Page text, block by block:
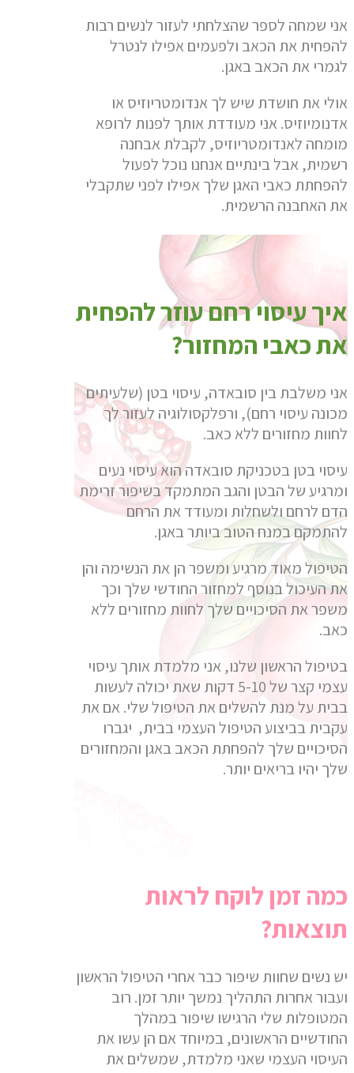
אני שמחה לספר שהצלחתי לעזור לנשים רבות
להפחית את הכאב ולפעמים אפילו לנטרל
לגמרי את הכאב באגן.
אולי את חושדת שיש לך אנדומטריוזיס או
אדנומיוזיס. אני מעודדת אותך לפנות לרופא
מומחה לאנדומטריוזיס, לקבלת אבחנה
רשמית, אבל בינתיים אנחנו נוכל לפעול
להפחתת כאבי האגן שלך אפילו לפני שתקבלי
את האחבנה הרשמית.
איך עיסוי רחם עוזר להפחית
את כאבי המחזור?
אני משלבת בין סובאדה, עיסוי בטן (שלעיתים
מכונה עיסוי רחם), ורפלקסולוגיה לעזור לך
לחוות מחזורים ללא כאב.
עיסוי בטן בטכניקת סובאדה הוא עיסוי נעים
ומרגיע של הבטן והגב המתמקד בשיפור זרימת
הדם לרחם ולשחלות ומעודד את הרחם
להתמקם במנח הטוב ביותר באגן.
הטיפול מאוד מרגיע ומשפר הן את הנשימה והן
את העיכול בנוסף למחזור החודשי שלך וכך
משפר את הסיכויים שלך לחוות מחזורים ללא
כאב.
בטיפול הראשון שלנו, אני מלמדת אותך עיסוי
עצמי קצר של 5-10 דקות שאת יכולה לעשות
בבית על מנת להשלים את הטיפול שלי. אם את
עקבית בביצוע הטיפול העצמי בבית, יגברו
הסיכויים שלך להפחתת הכאב באגן והמחזורים
שלך יהיו בריאים יותר.
כמה זמן לוקח לראות
תוצאות?
יש נשים שחוות שיפור כבר אחרי הטיפול הראשון
ועבור אחרות התהליך נמשך יותר זמן. רוב
המטופלות שלי הרגישו שיפור במהלך
החודשיים הראשונים, במיוחד אם הן עשו את
העיסוי העצמי שאני מלמדת, שמשלים את